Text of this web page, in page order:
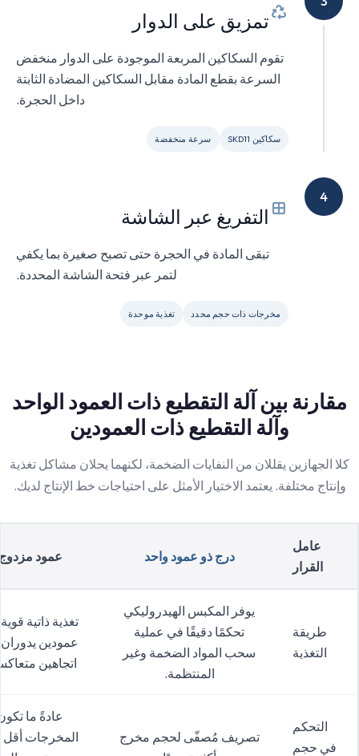
تمزيق على الدوار
تقوم السكاكين المربعة الموجودة على الدوار منخفض
السرعة بقطع المادة مقابل السكاكين المضادة الثابتة
داخل الحجرة.
سكاكين SKD11 سرعة منخفضة
4
التفريغ عبر الشاشة
تبقى المادة في الحجرة حتى تصبح صغيرة بما يكفي
لتمر عبر فتحة الشاشة المحددة.
مخرجات ذات حجم محدد تغذية موحدة
مقارنة بين آلة التقطيع ذات العمود الواحد
وآلة التقطيع ذات العمودين
كلا الجهازين يقللان من النفايات الضخمة، لكنهما يحلان مشاكل تغذية
وإنتاج مختلفة. يعتمد الاختيار الأمثل على احتياجات خط الإنتاج لديك.
عامل
القرار
درج ذو عمود واحد عمود
طريقة
التغذية
يوفر المكبس الهيدروليكي
تحكمًا دقيقًا في عملية
سحب المواد الضخمة وغير
المنتظمة.
تغذية ذاتية
عمودين
اتجاهين
التحكم
في حجم
تصريف مُصفّى لحجم مخرج
عادةً ما
المخرجات أقل